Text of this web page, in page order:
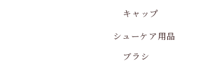
キャップ
シューケア用品
ブラシ